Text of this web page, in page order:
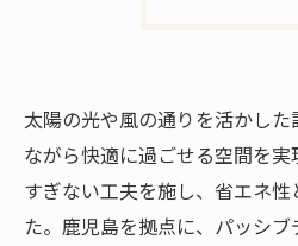
太陽の光や風の通りを活かし
ながら快適に過ごせる空間を実
すぎない工夫を施し、省エネ
た。鹿児島を拠点に、パッシ